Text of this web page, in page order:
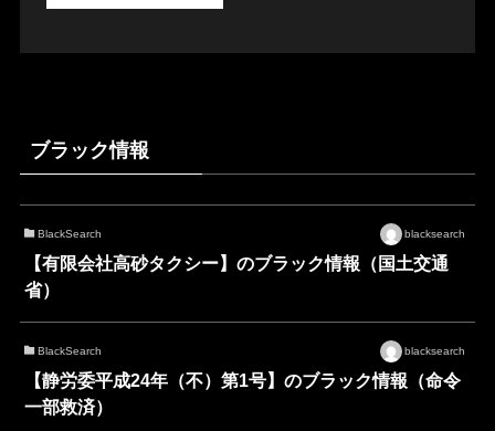
ブラック情報
BlackSearch blacksearch
【有限会社高砂タクシー】のブラック情報（国土交通
省）
BlackSearch blacksearch
【静労委平成24年（不）第1号】のブラック情報（命令
一部救済）